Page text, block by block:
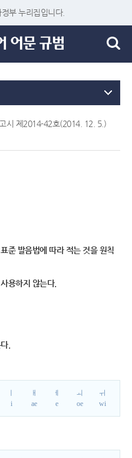
부 누리집입니다.
시 제2014-42호(2014. 12. 5.)
준 발음법에 따라 적는 것을 원칙
용하지 않는다.
.
i
ㅐ
ae
ㅔ
e
ㅚ
oe
ㅟ
wi